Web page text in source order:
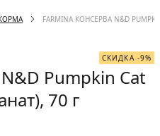
FARMINA КОНСЕРВА N&D
СКИДКА -9%
Pumpkin Cat
70 г